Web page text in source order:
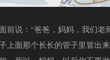
说：“爸爸，妈妈，我们老
上面那个长长的管子里冒出